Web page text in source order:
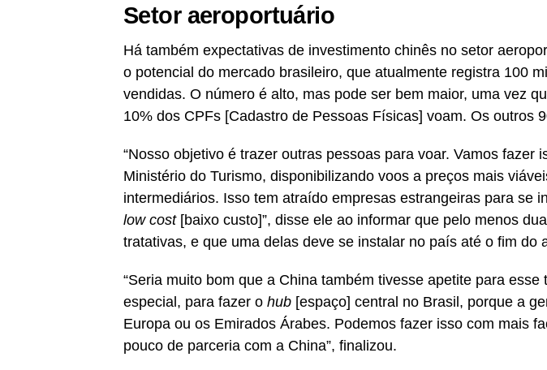
Setor aeroportuário
Há também expectativas de investimento chinês no setor
o potencial do mercado brasileiro, que atualmente registra 100
vendidas. O número é alto, mas pode ser bem maior, uma vez
10% dos CPFs [Cadastro de Pessoas Físicas] voam. Os outros
“Nosso objetivo é trazer outras pessoas para voar. Vamos fazer
Ministério do Turismo, disponibilizando voos a preços mais
intermediários. Isso tem atraído empresas estrangeiras para se
low cost[baixo custo]”, disse ele ao informar que pelo menos
tratativas, e que uma delas deve se instalar no país até o fim do
“Seria muito bom que a China também tivesse apetite para esse
especial, para fazer o hub [espaço] central no Brasil, porque a
Europa ou os Emirados Árabes. Podemos fazer isso com mais
pouco de parceria com a China”, finalizou.